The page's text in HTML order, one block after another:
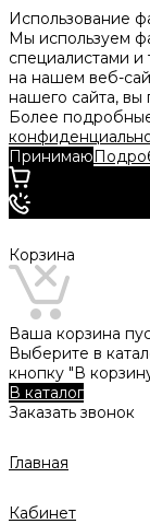
Использование
Мы используем
специалистами и
на нашем веб-
нашего сайта, вы
Более
Принимаю
Корзина
Ваша корзина
Выберите в
кнопку "В
В каталог
Заказать звонок
Главная
Кабинет